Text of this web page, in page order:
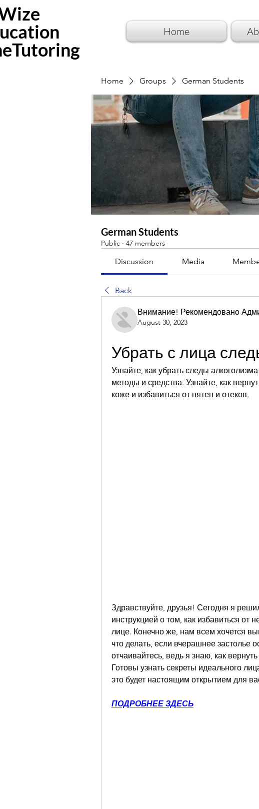
Home
Home Groups German Students
German Students
Public · 47 members
Discussion Media
Back
Внимание! Рекомендовано
August 30, 2023
Убрать с лица
Узнайте, как убрать следы
методы и средства. Узнайте, как
коже и избавиться от пятен и отеков.
Здравствуйте, друзья! Сегодня я
инструкцией о том, как избавиться от
лице. Конечно же, нам всем хочется
что делать, если вчерашнее застолье
отчаивайтесь, ведь я знаю, как
Готовы узнать секреты идеального
это будет настоящим открытием для
ПОДРОБНЕЕ ЗДЕСЬ